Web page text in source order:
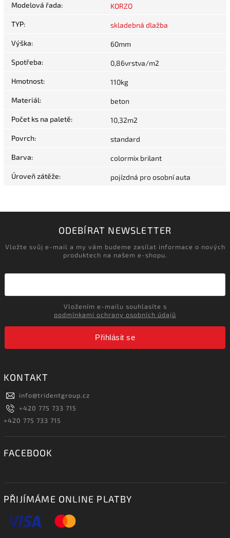
Modelová řada: KORZO
TYP: skladebná dlažba
Výška: 60mm
Spotřeba: 0,86vrstva/m2
Hmotnost: 110kg
Materiál: beton
Počet ks na paletě: 10,32m2
Povrch: standard
Barva: colormix brilant
Úroveň zátěže: pojízdná pro osobní auta
ODEBÍRAT NEWSLETTER
Vložte svůj e-mail a my vám budeme zasílat informace o nových
produktech na našem e-shopu.
podmínkami ochrany osobních údajů
Přihlásit se
KONTAKT
info@tridentgroup.cz
+420 775 733 715
+420 775 733 715
FACEBOOK
PŘIJÍMÁME ONLINE PLATBY